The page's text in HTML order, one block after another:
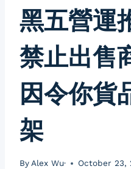
黑五營運
禁止出售
因令你貨
架
By Alex Wu· October 23,